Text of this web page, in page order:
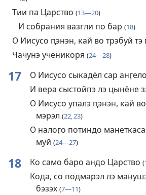
Тии па Царство (13—20)
И собрания вазгли по бар (18)
О Иисусо ԥэнэн, кай во трэбуй тэ
Чачунэ ученикоря (24—28)
17 О Иисусо сыкадёл сар анӷело
И вера сыстойпэ лэ цынёне
О Иисусо упалэ ԥэнэн, кай
мэрэл (22, 23)
О налоӷо потиндо
муй (24—27)
18 Ко само баро андо Царство (
Кода, со подмарэл лэ
бэзэх (7—11)